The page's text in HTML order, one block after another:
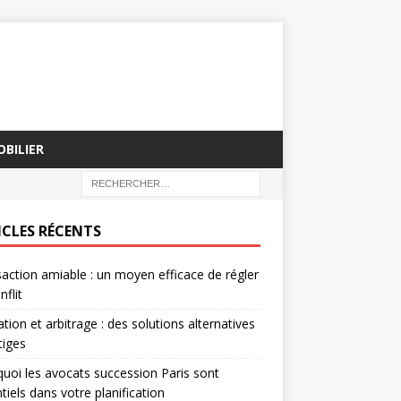
RÉCENTS
amiable : un moyen efficace de régler
et arbitrage : des solutions alternatives
les avocats succession Paris sont
dans votre planification